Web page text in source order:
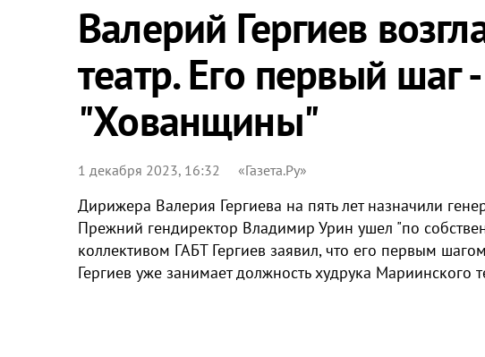
Валерий Гергиев
театр. Его первый шаг
"Хованщины"
1 декабря 2023, 16:32 «Газета.Ру»
Дирижера Валерия Гергиева на пять лет назначили
Прежний гендиректор Владимир Урин ушел "по
коллективом ГАБТ Гергиев заявил, что его первым
Гергиев уже занимает должность худрука Мариинского